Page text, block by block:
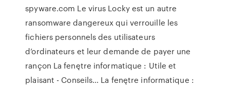
spyware.com Le virus Locky est un autre
ransomware dangereux qui verrouille les
fichiers personnels des utilisateurs
d’ordinateurs et leur demande de payer une
rançon La fenętre informatique : Utile et
plaisant - Conseils… La fenętre informatique :